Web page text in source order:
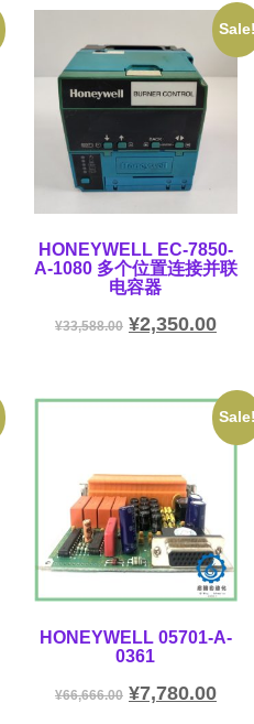
HONEYWELL EC-7850-
A-1080 多个位置连接并联
电容器
¥33,588.00 ¥2,350.00
HONEYWELL 05701-A-
0361
¥66,666.00 ¥7,780.00